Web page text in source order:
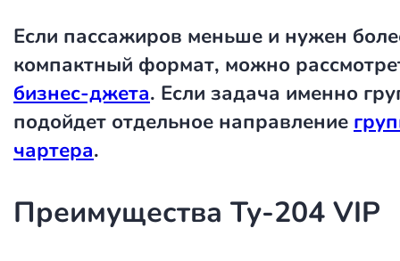
Если пассажиров меньше и нужен
компактный формат, можно
бизнес-джета. Если задача именно
подойдет отдельное направление
чартера.
Преимущества Ту-204 VIP